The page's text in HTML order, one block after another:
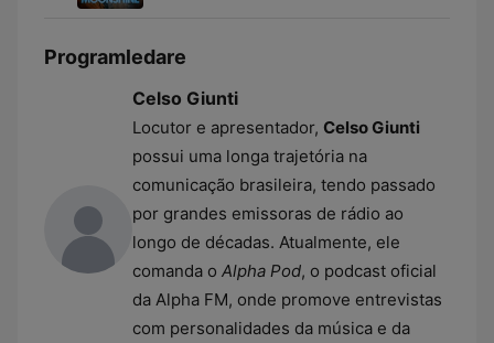
Programledare
Celso Giunti
Locutor e apresentador, Celso Giunti
possui uma longa trajetória na
comunicação brasileira, tendo passado
por grandes emissoras de rádio ao
longo de décadas. Atualmente, ele
comanda o Alpha Pod, o podcast oficial
da Alpha FM, onde promove entrevistas
com personalidades da música e da